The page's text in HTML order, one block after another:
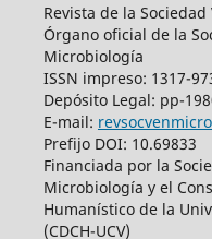
Revista de la
Órgano oficial de la
Microbiología
ISSN impreso: 1317-
Depósito Legal: pp-
E-mail:
Prefijo DOI: 10.69833
Financiada por la
Microbiología y el
Humanístico de la
(CDCH-UCV)